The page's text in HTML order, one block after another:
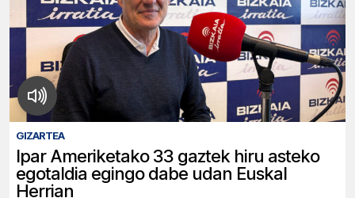
GIZARTEA
Ipar Ameriketako 33 gaztek hiru asteko
egotaldia egingo dabe udan Euskal
Herrian